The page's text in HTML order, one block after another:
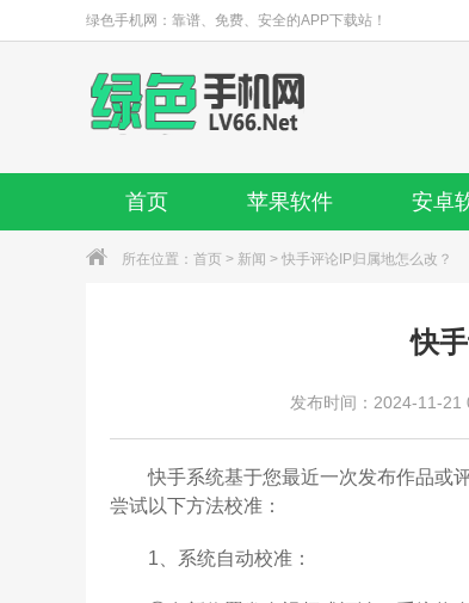
绿色手机网：靠谱、免费、安全的APP下载站！
首页 苹果软件 安卓
所在位置： 首页 > 新闻 > 快手评论IP归属地怎么改？
快
发布时间：2024-11-21
快手系统基于您最近一次发布作品或评
尝试以下方法校准：
1、系统自动校准：